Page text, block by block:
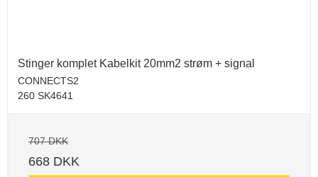
Stinger komplet Kabelkit 20mm2 strøm + signal
CONNECTS2
260 SK4641
707 DKK
668 DKK